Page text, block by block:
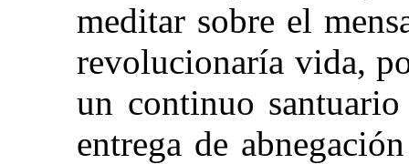
meditar sobre el
revolucionaría vida,
un continuo
entrega de